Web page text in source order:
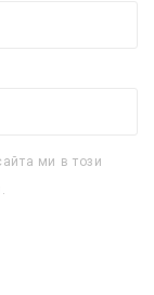
ми в този